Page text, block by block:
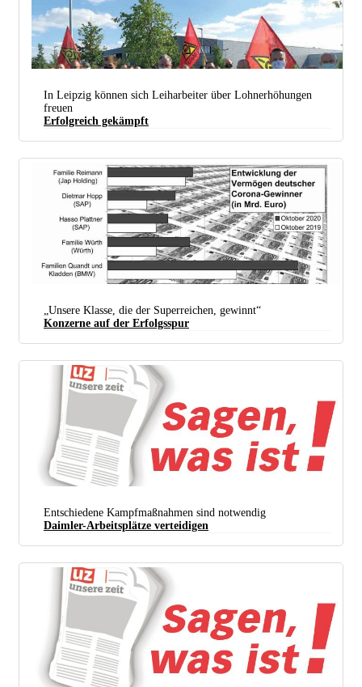
Warnstreik am 10. September bei Seifert Logistics in Leipzig (Foto: „just in time“, IG Metall
In Leipzig können sich Leiharbeiter über Lohnerhöhungen
freuen
Erfolgreich gekämpft
Die veröffentlichten Zahlen laufen je nach Quelle auseinander. Unsere Grafik basiert auf den
Werten von „Readsmarter“ für das Jahr 2019 und dem „Vermögensmagazin“ für 2020. (Foto: UZ-
„Unsere Klasse, die der Superreichen, gewinnt“
Konzerne auf der Erfolgsspur
Entschiedene Kampfmaßnahmen sind notwendig
Daimler-Arbeitsplätze verteidigen